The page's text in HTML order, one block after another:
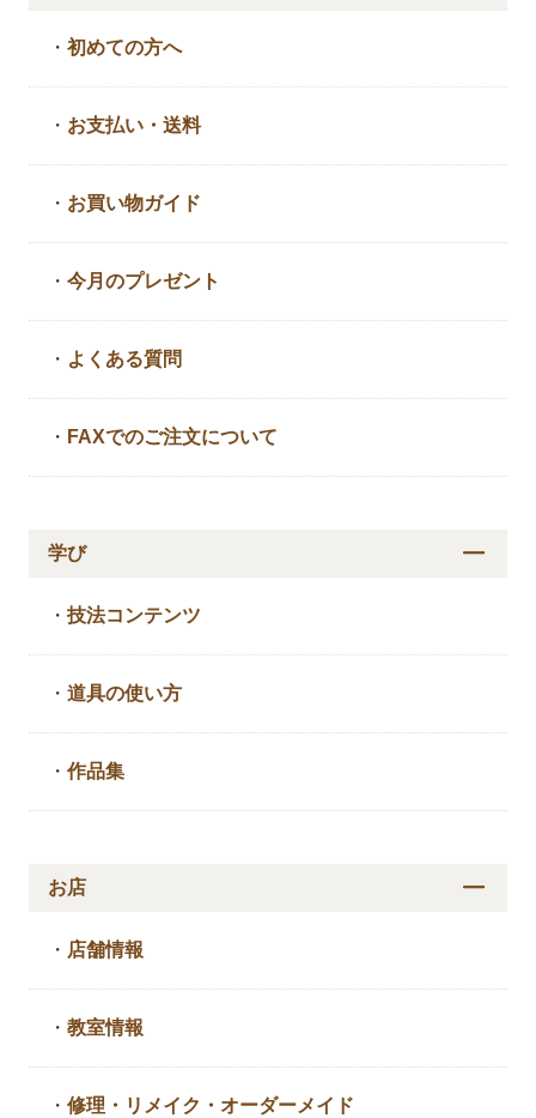
・初めての方へ
・ お支払い・送料
・ お買い物ガイド
・今月のプレゼント
・ よくある質問
・ FAXでのご注文について
学び
・技法コンテンツ
・道具の使い方
・作品集
お店
・ 店舗情報
・教室情報
・修理・リメイク・ オーダーメイド